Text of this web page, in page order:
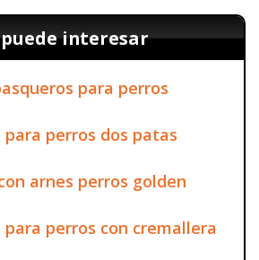
interesar
para perros
para perros dos patas
arnes perros golden
para perros con cremallera